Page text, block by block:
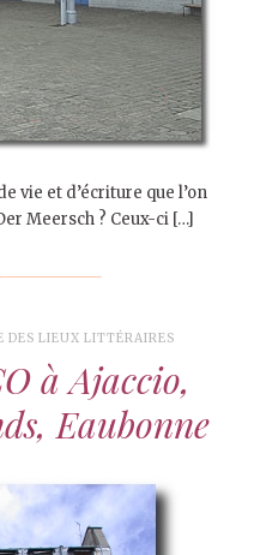
vie et d’écriture que l’on
Meersch ? Ceux-ci […]
DES LIEUX LITTÉRAIRES
à Ajaccio,
Eaubonne